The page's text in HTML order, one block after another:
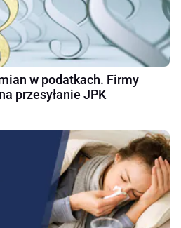
w podatkach. Firmy
przesyłanie JPK